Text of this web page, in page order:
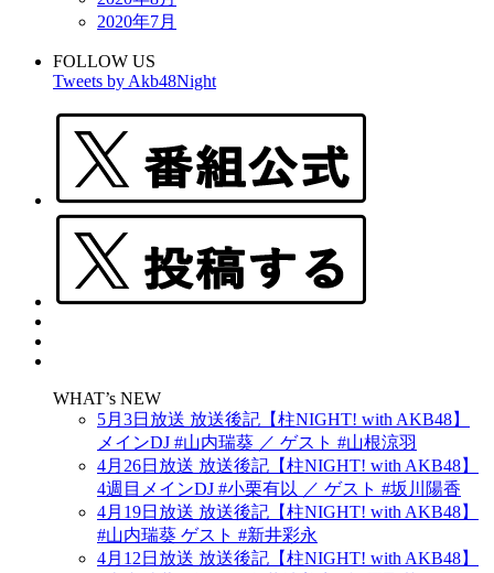
2020年7月
FOLLOW US
Tweets by Akb48Night
WHAT’s NEW
5月3日放送 放送後記【柱NIGHT! with AKB48】
メインDJ #山内瑞葵 ／ ゲスト #山根涼羽
4月26日放送 放送後記【柱NIGHT! with AKB48】
4週目メインDJ #小栗有以 ／ ゲスト #坂川陽香
4月19日放送 放送後記【柱NIGHT! with AKB48】
#山内瑞葵 ゲスト #新井彩永
4月12日放送 放送後記【柱NIGHT! with AKB48】